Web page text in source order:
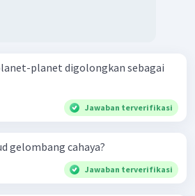
planet digolongkan sebagai
Jawaban terverifikasi
gelombang cahaya?
Jawaban terverifikasi